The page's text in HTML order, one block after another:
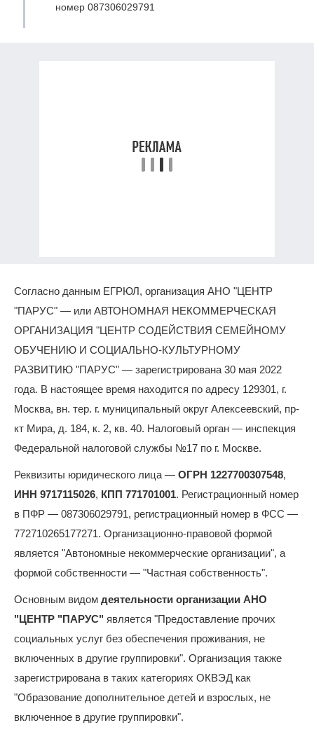
номер 087306029791
Согласно данным ЕГРЮЛ, организация АНО "ЦЕНТР
"ПАРУС" — или АВТОНОМНАЯ НЕКОММЕРЧЕСКАЯ
ОРГАНИЗАЦИЯ "ЦЕНТР СОДЕЙСТВИЯ СЕМЕЙНОМУ
ОБУЧЕНИЮ И СОЦИАЛЬНО-КУЛЬТУРНОМУ
РАЗВИТИЮ "ПАРУС" — зарегистрирована 30 мая 2022
года. В настоящее время находится по адресу 129301, г.
Москва, вн. тер. г. муниципальный округ Алексеевский, пр-
кт Мира, д. 184, к. 2, кв. 40. Налоговый орган — инспекция
Федеральной налоговой службы №17 по г. Москве.
Реквизиты юридического лица — ОГРН 1227700307548,
ИНН 9717115026, КПП 771701001. Регистрационный номер
в ПФР — 087306029791, регистрационный номер в ФСС —
772710265177271. Организационно-правовой формой
является "Автономные некоммерческие организации", а
формой собственности — "Частная собственность".
Основным видом деятельности организации АНО
"ЦЕНТР "ПАРУС" является "Предоставление прочих
социальных услуг без обеспечения проживания, не
включенных в другие группировки". Организация также
зарегистрирована в таких категориях ОКВЭД как
"Образование дополнительное детей и взрослых, не
включенное в другие группировки".